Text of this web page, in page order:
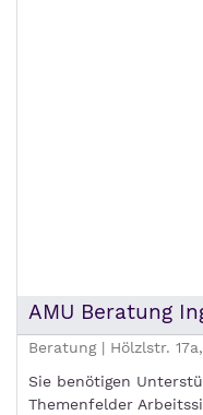
AMU Beratung
Beratung | Hölzlstr.
Sie benötigen
Themenfelder